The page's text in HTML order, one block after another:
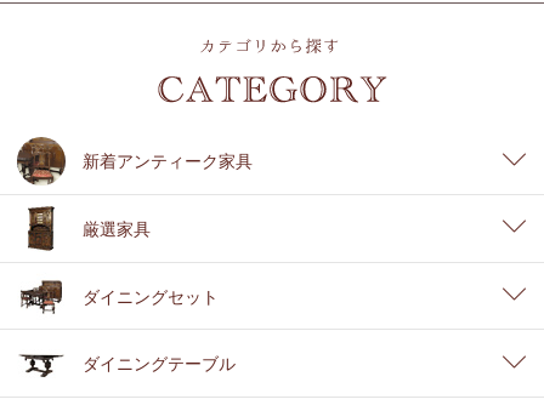
新着アンティーク家具
厳選家具
ダイニングセット
ダイニングテーブル